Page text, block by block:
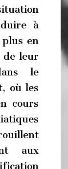
à
en
de leur
le
où les
cours
aux